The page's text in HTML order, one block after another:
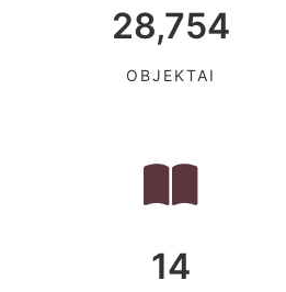
28,754
OBJEKTAI
14